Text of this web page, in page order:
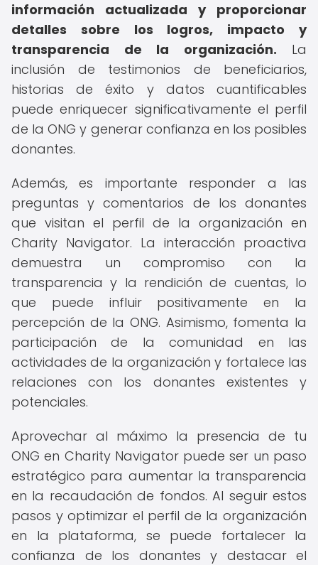
información actualizada y proporcionar
detalles sobre los logros, impacto y
transparencia de la organización. La
inclusión de testimonios de beneficiarios,
historias de éxito y datos cuantificables
puede enriquecer significativamente el perfil
de la ONG y generar confianza en los posibles
donantes.
Además, es importante responder a las
preguntas y comentarios de los donantes
que visitan el perfil de la organización en
Charity Navigator. La interacción proactiva
demuestra un compromiso con la
transparencia y la rendición de cuentas, lo
que puede influir positivamente en la
percepción de la ONG. Asimismo, fomenta la
participación de la comunidad en las
actividades de la organización y fortalece las
relaciones con los donantes existentes y
potenciales.
Aprovechar al máximo la presencia de tu
ONG en Charity Navigator puede ser un paso
estratégico para aumentar la transparencia
en la recaudación de fondos. Al seguir estos
pasos y optimizar el perfil de la organización
en la plataforma, se puede fortalecer la
confianza de los donantes y destacar el